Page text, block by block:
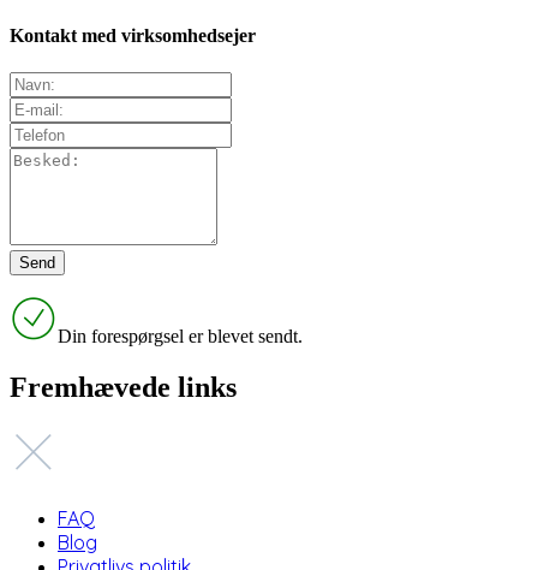
Kontakt med virksomhedsejer
Din forespørgsel er blevet sendt.
Fremhævede links
FAQ
Blog